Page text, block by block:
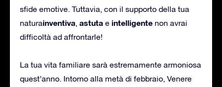
sfide emotive. Tuttavia, con il supporto della tua
naturainventiva, astuta e intelligente non avrai
difficoltà ad affrontarle!
La tua vita familiare sarà estremamente armoniosa
quest’anno. Intorno alla metà di febbraio, Venere